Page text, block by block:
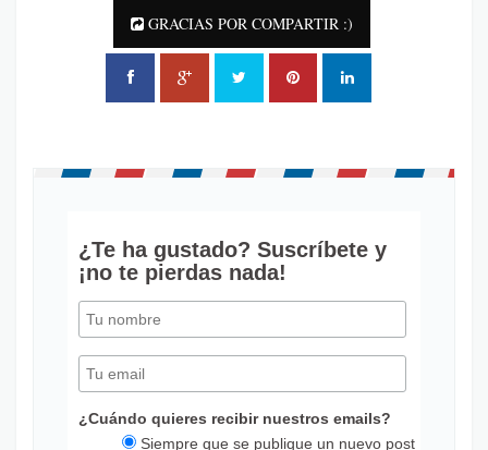
GRACIAS POR COMPARTIR :)
¿Te ha gustado? Suscríbete y
¡no te pierdas nada!
¿Cuándo quieres recibir nuestros emails?
Siempre que se publique un nuevo post